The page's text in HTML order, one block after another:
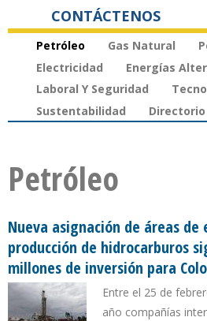
CONTÁCTENOS
Petróleo Gas Natural
Electricidad
Energías
Laboral Y Seguridad
Sustentabilidad
Directorio
Petróleo
Nueva asignación de áreas de
producción de hidrocarburos
millones de inversión para
Entre el 25 de
año compañías